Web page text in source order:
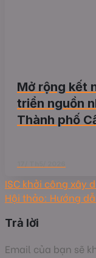
Mở rộng kết
triển nguồn
Thành phố
ISC khởi công xây
Hội thảo: Hướng
Trả lời
Email của bạn sẽ